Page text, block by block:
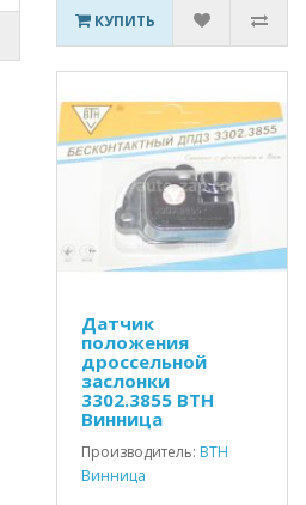
КУПИТЬ
Датчик
положения
дроссельной
заслонки
3302.3855 ВТН
Винница
Производитель: ВТН
Винница